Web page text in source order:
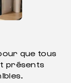
que tous
présents